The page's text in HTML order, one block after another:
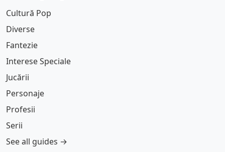
Cultură Pop
Diverse
Fantezie
Interese Speciale
Jucării
Personaje
Profesii
Serii
See all guides →